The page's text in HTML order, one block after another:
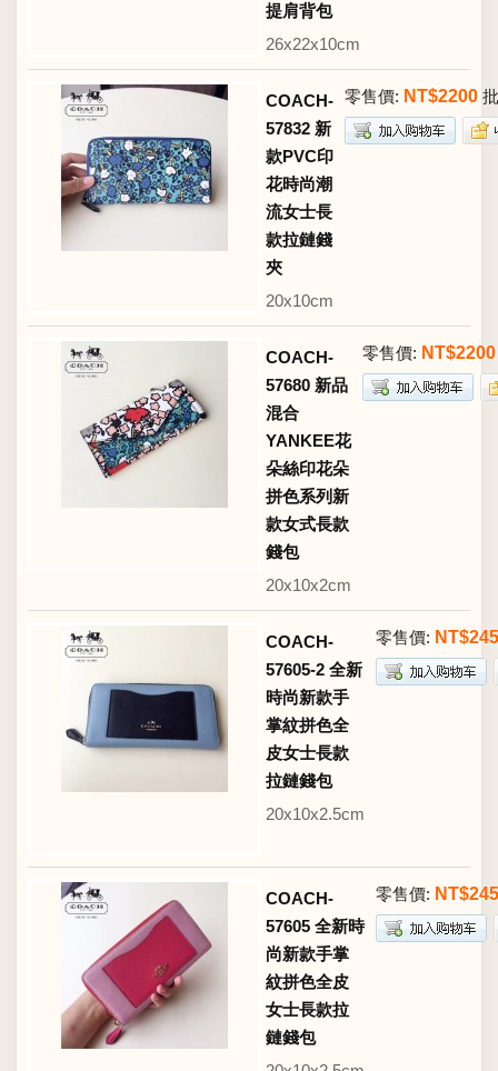
提肩背包
26x22x10cm
COACH-
57832 新
款PVC印
花時尚潮
流女士長
款拉鏈錢
夾
20x10cm
零售價: NT$2200
COACH-
57680 新品
混合
YANKEE花
朵絲印花朵
拼色系列新
款女式長款
錢包
20x10x2cm
零售價: NT$2200
COACH-
57605-2 全新
時尚新款手
掌紋拼色全
皮女士長款
拉鏈錢包
20x10x2.5cm
零售價:
COACH-
57605 全新時
尚新款手掌
紋拼色全皮
女士長款拉
鏈錢包
零售價: